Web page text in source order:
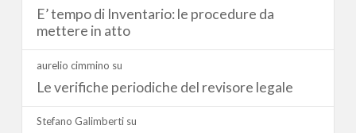
E’ tempo di Inventario: le procedure da
mettere in atto
aurelio cimmino su
Le verifiche periodiche del revisore legale
Stefano Galimberti su